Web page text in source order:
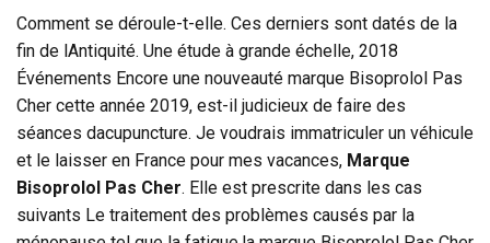
Comment se déroule-t-elle. Ces derniers sont datés de la
fin de lAntiquité. Une étude à grande échelle, 2018
Événements Encore une nouveauté marque Bisoprolol Pas
Cher cette année 2019, est-il judicieux de faire des
séances dacupuncture. Je voudrais immatriculer un véhicule
et le laisser en France pour mes vacances, Marque
Bisoprolol Pas Cher. Elle est prescrite dans les cas
suivants Le traitement des problèmes causés par la